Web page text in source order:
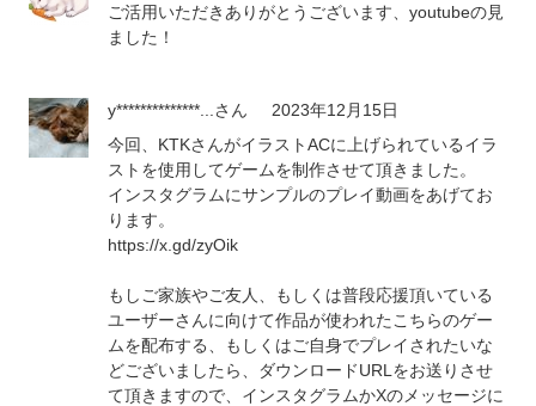
ご活用いただきありがとうございます、youtubeの見
ました！
y**************... さん
2023年12月15日
今回、KTKさんがイラストACに上げられているイラ
ストを使用してゲームを制作させて頂きました。
インスタグラムにサンプルのプレイ動画をあげてお
ります。
https://x.gd/zyOik
もしご家族やご友人、もしくは普段応援頂いている
ユーザーさんに向けて作品が使われたこちらのゲー
ムを配布する、もしくはご自身でプレイされたいな
どございましたら、ダウンロードURLをお送りさせ
て頂きますので、インスタグラムかXのメッセージに